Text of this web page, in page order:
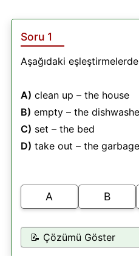
Soru 1
Aşağıdaki
A) clean up – the house
B) empty – the
C) set – the bed
D) take out – the garbage
A B
📝 Çözümü Göster